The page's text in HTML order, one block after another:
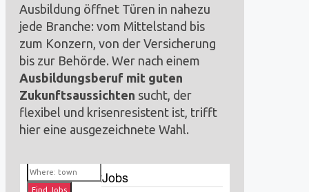
Ausbildung öffnet Türen in nahezu
jede Branche: vom Mittelstand bis
zum Konzern, von der Versicherung
bis zur Behörde. Wer nach einem
Ausbildungsberuf mit guten
Zukunftsaussichten sucht, der
flexibel und krisenresistent ist, trifft
hier eine ausgezeichnete Wahl.
Jobs by WhatJobs